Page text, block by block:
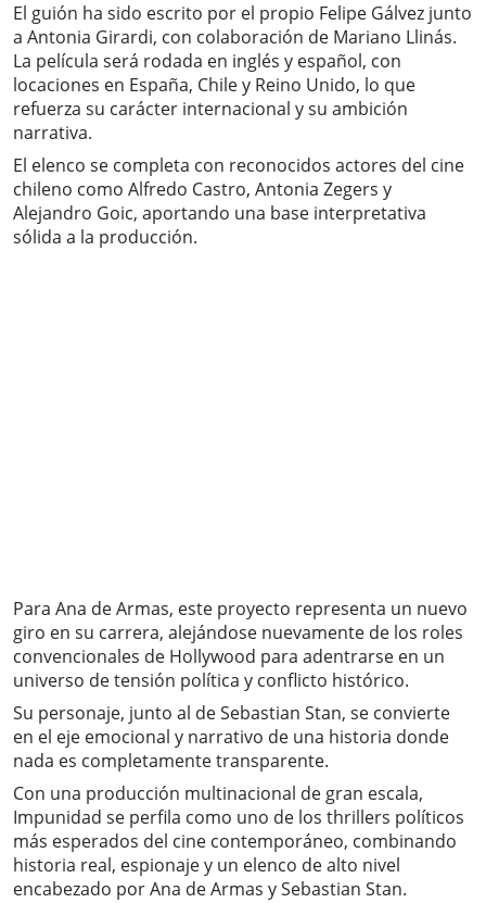
El guión ha sido escrito por el propio Felipe Gálvez junto
a Antonia Girardi, con colaboración de Mariano Llinás.
La película será rodada en inglés y español, con
locaciones en España, Chile y Reino Unido, lo que
refuerza su carácter internacional y su ambición
narrativa.
El elenco se completa con reconocidos actores del cine
chileno como Alfredo Castro, Antonia Zegers y
Alejandro Goic, aportando una base interpretativa
sólida a la producción.
Para Ana de Armas, este proyecto representa un nuevo
giro en su carrera, alejándose nuevamente de los roles
convencionales de Hollywood para adentrarse en un
universo de tensión política y conflicto histórico.
Su personaje, junto al de Sebastian Stan, se convierte
en el eje emocional y narrativo de una historia donde
nada es completamente transparente.
Con una producción multinacional de gran escala,
Impunidad se perfila como uno de los thrillers políticos
más esperados del cine contemporáneo, combinando
historia real, espionaje y un elenco de alto nivel
encabezado por Ana de Armas y Sebastian Stan.